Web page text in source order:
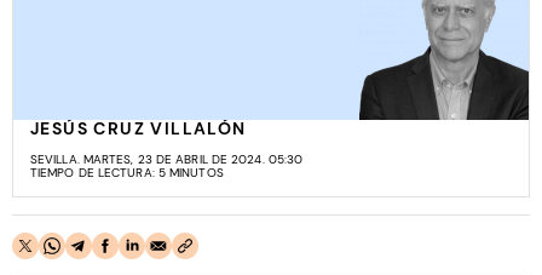
JESÚS CRUZ VILLALÓN
SEVILLA. MARTES, 23 DE ABRIL DE 2024. 05:30
TIEMPO DE LECTURA: 5 MINUTOS